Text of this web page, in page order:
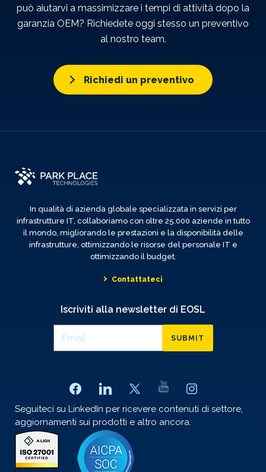
può aiutarvi a massimizzare i tempi di attività dopo la
garanzia OEM? Richiedete oggi stesso un preventivo
al nostro team.
Richiedi un preventivo
In qualità di azienda globale specializzata in servizi per
infrastrutture IT, collaboriamo con oltre 25.000 aziende in tutto
il mondo, migliorando le prestazioni e la disponibilità delle
infrastrutture, ottimizzando le risorse del personale IT e
ottimizzando il budget.
Contattateci
Iscriviti alla newsletter di EOSL
SUBMIT
Seguiteci su LinkedIn per ricevere contenuti di settore,
aggiornamenti sui prodotti e altro ancora.